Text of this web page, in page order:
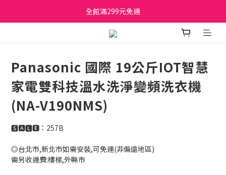
日立家電、國際牌 原廠管制價格 私訊優惠價
全館滿299元免運
日立家電、國際牌 原廠管制價格 私訊優惠價
Panasonic 國際 19公斤IOT智慧
家電雙科技溫水洗淨變頻洗衣機
(NA-V190NMS)
🆂🅰🅻🅴：257B
◎台北市,新北市如需安裝,可免運(非偏遠地區)
需另收運費:樓梯,外縣市